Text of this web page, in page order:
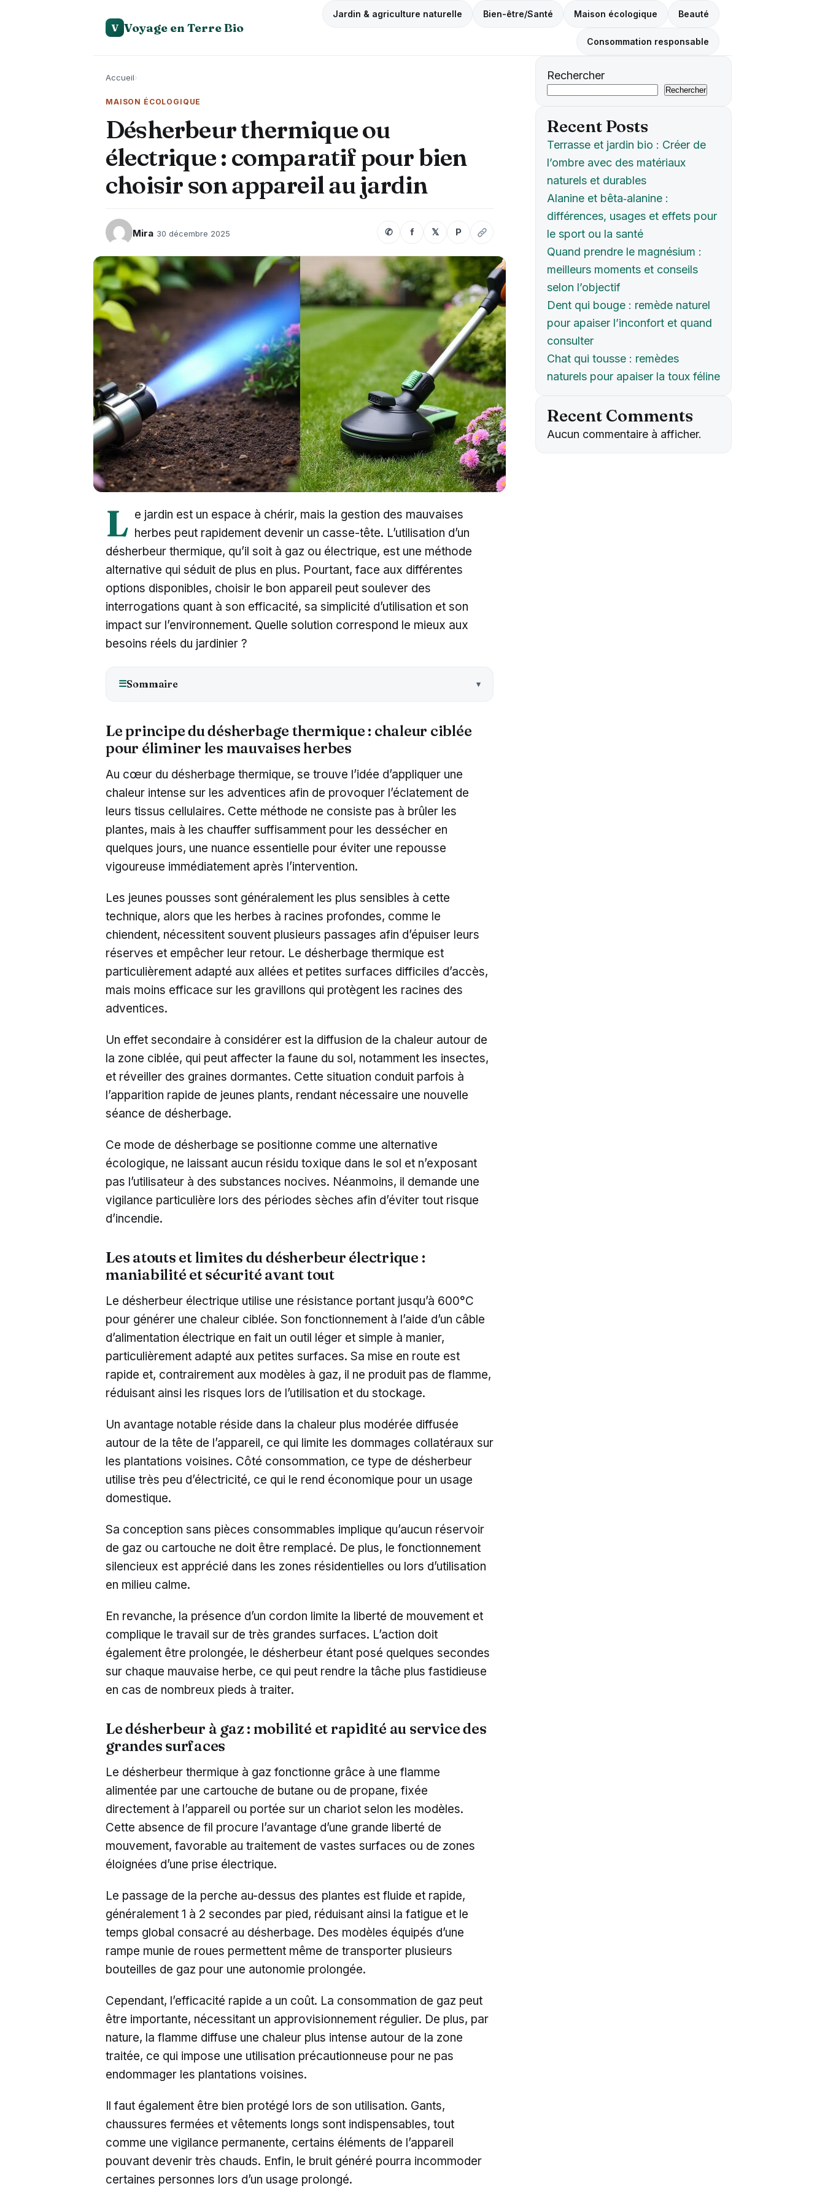
V Voyage en Terre Bio
Jardin & agriculture naturelle Bien-être/Santé Maison écologique Beauté
Consommation responsable
Accueil›
MAISON ÉCOLOGIQUE
Désherbeur thermique ou
électrique : comparatif pour bien
choisir son appareil au jardin
Mira 30 décembre 2025 ✆ f 𝕏 P
L e jardin est un espace à chérir, mais la gestion des mauvaises
herbes peut rapidement devenir un casse-tête. L’utilisation d’un
désherbeur thermique, qu’il soit à gaz ou électrique, est une méthode
alternative qui séduit de plus en plus. Pourtant, face aux différentes
options disponibles, choisir le bon appareil peut soulever des
interrogations quant à son efficacité, sa simplicité d’utilisation et son
impact sur l’environnement. Quelle solution correspond le mieux aux
besoins réels du jardinier ?
☰Sommaire
Le principe du désherbage thermique : chaleur ciblée
pour éliminer les mauvaises herbes
Au cœur du désherbage thermique, se trouve l’idée d’appliquer une
chaleur intense sur les adventices afin de provoquer l’éclatement de
leurs tissus cellulaires. Cette méthode ne consiste pas à brûler les
plantes, mais à les chauffer suffisamment pour les dessécher en
quelques jours, une nuance essentielle pour éviter une repousse
vigoureuse immédiatement après l’intervention.
Les jeunes pousses sont généralement les plus sensibles à cette
technique, alors que les herbes à racines profondes, comme le
chiendent, nécessitent souvent plusieurs passages afin d’épuiser leurs
réserves et empêcher leur retour. Le désherbage thermique est
particulièrement adapté aux allées et petites surfaces difficiles d’accès,
mais moins efficace sur les gravillons qui protègent les racines des
adventices.
Un effet secondaire à considérer est la diffusion de la chaleur autour de
la zone ciblée, qui peut affecter la faune du sol, notamment les insectes,
et réveiller des graines dormantes. Cette situation conduit parfois à
l’apparition rapide de jeunes plants, rendant nécessaire une nouvelle
séance de désherbage.
Ce mode de désherbage se positionne comme une alternative
écologique, ne laissant aucun résidu toxique dans le sol et n’exposant
pas l’utilisateur à des substances nocives. Néanmoins, il demande une
vigilance particulière lors des périodes sèches afin d’éviter tout risque
d’incendie.
Les atouts et limites du désherbeur électrique :
maniabilité et sécurité avant tout
Le désherbeur électrique utilise une résistance portant jusqu’à 600°C
pour générer une chaleur ciblée. Son fonctionnement à l’aide d’un câble
d’alimentation électrique en fait un outil léger et simple à manier,
particulièrement adapté aux petites surfaces. Sa mise en route est
rapide et, contrairement aux modèles à gaz, il ne produit pas de flamme,
réduisant ainsi les risques lors de l’utilisation et du stockage.
Un avantage notable réside dans la chaleur plus modérée diffusée
autour de la tête de l’appareil, ce qui limite les dommages collatéraux sur
les plantations voisines. Côté consommation, ce type de désherbeur
utilise très peu d’électricité, ce qui le rend économique pour un usage
domestique.
Sa conception sans pièces consommables implique qu’aucun réservoir
de gaz ou cartouche ne doit être remplacé. De plus, le fonctionnement
silencieux est apprécié dans les zones résidentielles ou lors d’utilisation
en milieu calme.
En revanche, la présence d’un cordon limite la liberté de mouvement et
complique le travail sur de très grandes surfaces. L’action doit
également être prolongée, le désherbeur étant posé quelques secondes
sur chaque mauvaise herbe, ce qui peut rendre la tâche plus fastidieuse
en cas de nombreux pieds à traiter.
Le désherbeur à gaz : mobilité et rapidité au service des
grandes surfaces
Le désherbeur thermique à gaz fonctionne grâce à une flamme
alimentée par une cartouche de butane ou de propane, fixée
directement à l’appareil ou portée sur un chariot selon les modèles.
Cette absence de fil procure l’avantage d’une grande liberté de
mouvement, favorable au traitement de vastes surfaces ou de zones
éloignées d’une prise électrique.
Le passage de la perche au-dessus des plantes est fluide et rapide,
généralement 1 à 2 secondes par pied, réduisant ainsi la fatigue et le
temps global consacré au désherbage. Des modèles équipés d’une
rampe munie de roues permettent même de transporter plusieurs
bouteilles de gaz pour une autonomie prolongée.
Cependant, l’efficacité rapide a un coût. La consommation de gaz peut
être importante, nécessitant un approvisionnement régulier. De plus, par
nature, la flamme diffuse une chaleur plus intense autour de la zone
traitée, ce qui impose une utilisation précautionneuse pour ne pas
endommager les plantations voisines.
Il faut également être bien protégé lors de son utilisation. Gants,
chaussures fermées et vêtements longs sont indispensables, tout
comme une vigilance permanente, certains éléments de l’appareil
pouvant devenir très chauds. Enfin, le bruit généré pourra incommoder
certaines personnes lors d’un usage prolongé.
Rechercher
Rechercher
Recent Posts
Terrasse et jardin bio : Créer de
l’ombre avec des matériaux
naturels et durables
Alanine et bêta‑alanine :
différences, usages et effets pour
le sport ou la santé
Quand prendre le magnésium :
meilleurs moments et conseils
selon l’objectif
Dent qui bouge : remède naturel
pour apaiser l’inconfort et quand
consulter
Chat qui tousse : remèdes
naturels pour apaiser la toux féline
Recent Comments
Aucun commentaire à afficher.